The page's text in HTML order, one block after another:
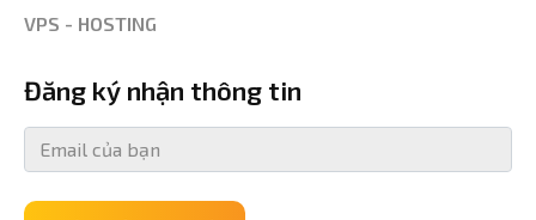
VPS - HOSTING
Đăng ký nhận thông tin